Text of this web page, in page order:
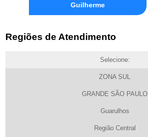
Guilherme
Regiões de Atendimento
Selecione:
ZONA SUL
GRANDE SÃO PAULO
Guarulhos
Região Central